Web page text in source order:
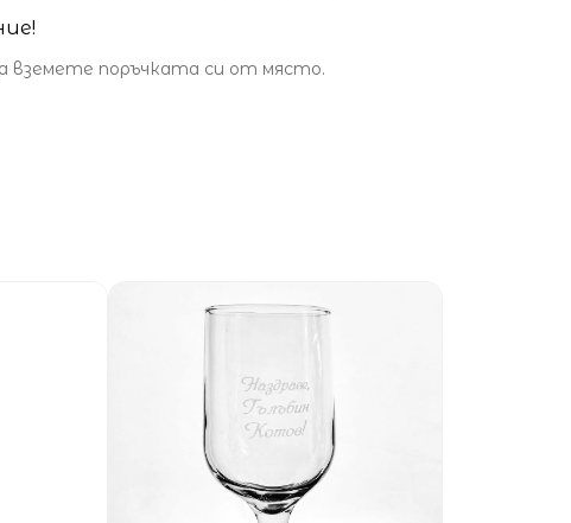
вземете поръчката си от място.